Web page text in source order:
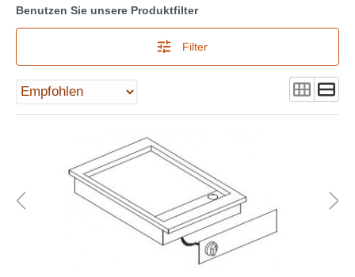
Benutzen Sie unsere Produktfilter
Filter